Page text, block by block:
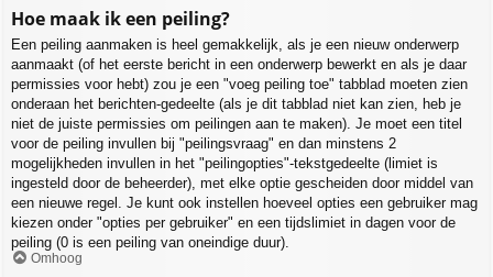
Hoe maak ik een peiling?
Een peiling aanmaken is heel gemakkelijk, als je een nieuw onderwerp
aanmaakt (of het eerste bericht in een onderwerp bewerkt en als je daar
permissies voor hebt) zou je een "voeg peiling toe" tabblad moeten zien
onderaan het berichten-gedeelte (als je dit tabblad niet kan zien, heb je
niet de juiste permissies om peilingen aan te maken). Je moet een titel
voor de peiling invullen bij "peilingsvraag" en dan minstens 2
mogelijkheden invullen in het "peilingopties"-tekstgedeelte (limiet is
ingesteld door de beheerder), met elke optie gescheiden door middel van
een nieuwe regel. Je kunt ook instellen hoeveel opties een gebruiker mag
kiezen onder "opties per gebruiker" en een tijdslimiet in dagen voor de
peiling (0 is een peiling van oneindige duur).
Omhoog